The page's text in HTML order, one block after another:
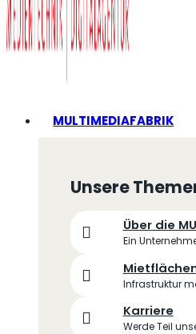
MULTIMEDIAFABRIK
Unsere
Über die
Ein
Infrastruktur
Karriere
Werde Teil